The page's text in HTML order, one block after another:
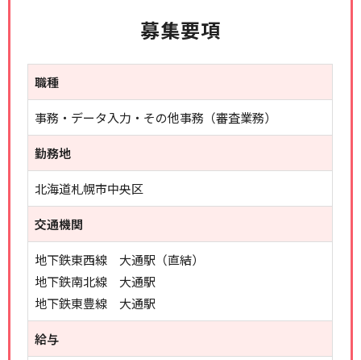
募集要項
職種
事務・データ入力・その他事務（審査業務）
勤務地
北海道札幌市中央区
交通機関
地下鉄東西線 大通駅（直結）
地下鉄南北線 大通駅
地下鉄東豊線 大通駅
給与